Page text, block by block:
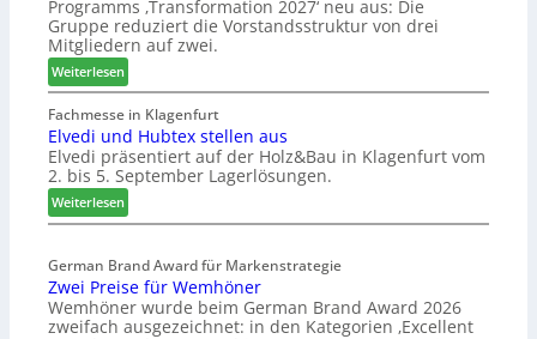
l
a
n
r
H
a
u
s
m
e
s
s
e
b
r
a
n
c
h
e
e
r
ö
r
e
r
t
Z
Programms ‚Transformation 2027‘ neu aus: Die
Gruppe reduziert die Vorstandsstruktur von drei
Mitgliedern auf zwei.
Weiterlesen:
W
e
i
n
i
p
s
s
t
F
Fachmesse in Klagenfurt
Elvedi und Hubtex stellen aus
Elvedi präsentiert auf der Holz&Bau in Klagenfurt vom
2. bis 5. September Lagerlösungen.
Weiterlesen:
E
v
e
d
i
German Brand Award für Markenstrategie
Zwei Preise für Wemhöner
Wemhöner wurde beim German Brand Award 2026
zweifach ausgezeichnet: in den Kategorien ‚Excellent